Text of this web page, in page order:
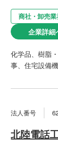
商社・卸売
企業詳細
化学品、樹脂
事、住宅設備
法人番号
北陸電話